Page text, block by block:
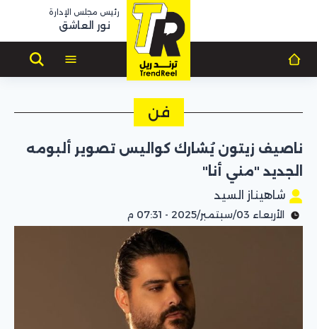
رئيس مجلس الإدارة
نور العاشق
فن
ناصيف زيتون يُشارك كواليس تصوير ألبومه
الجديد "مني أنا"
شاهيناز السيد
الأربعاء 03/سبتمبر/2025 - 07:31 م